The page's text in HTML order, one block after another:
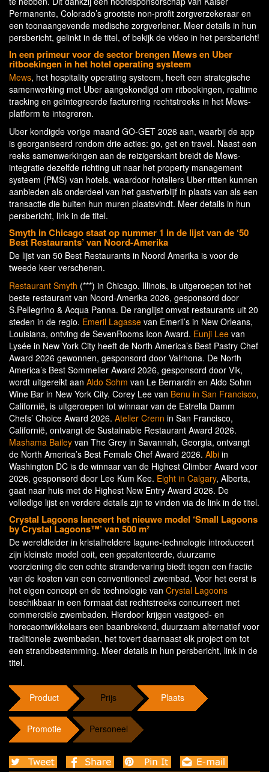
Permanente, Colorado’s grootste non-profit zorgverzekeraar en
een toonaangevende medische zorgverlener. Meer details in hun
persbericht, gelinkt in de titel, of bekijk de video in het persbericht!
In een primeur voor de sector brengen Mews en Uber
ritboekingen in het hotel operating systeem
Mews, het hospitality operating systeem, heeft een strategische
samenwerking met Uber aangekondigd om ritboekingen, realtime
tracking en geïntegreerde facturering rechtstreeks in het Mews-
platform te integreren.
Uber kondigde vorige maand GO-GET 2026 aan, waarbij de app
is georganiseerd rondom drie acties: go, get en travel. Naast een
reeks samenwerkingen aan de reizigerskant breidt de Mews-
integratie dezelfde richting uit naar het property management
systeem (PMS) van hotels, waardoor hoteliers Uber-ritten kunnen
aanbieden als onderdeel van het gastverblijf in plaats van als een
transactie die buiten hun muren plaatsvindt. Meer details in hun
persbericht, link in de titel.
Smyth in Chicago staat op nummer 1 in de lijst van de ‘50
Best Restaurants’ van Noord-Amerika
De lijst van 50 Best Restaurants in Noord Amerika is voor de
tweede keer verschenen.
Restaurant Smyth (***) in Chicago, Illinois, is uitgeroepen tot het
beste restaurant van Noord-Amerika 2026, gesponsord door
S.Pellegrino & Acqua Panna. De ranglijst omvat restaurants uit 20
steden in de regio. Emeril Lagasse van Emeril’s in New Orleans,
Louisiana, ontving de SevenRooms Icon Award. Eunji Lee van
Lysée in New York City heeft de North America’s Best Pastry Chef
Award 2026 gewonnen, gesponsord door Valrhona. De North
America’s Best Sommelier Award 2026, gesponsord door Vik,
wordt uitgereikt aan Aldo Sohm van Le Bernardin en Aldo Sohm
Wine Bar in New York City. Corey Lee van Benu in San Francisco,
Californië, is uitgeroepen tot winnaar van de Estrella Damm
Chefs’ Choice Award 2026. Atelier Crenn in San Francisco,
Californië, ontvangt de Sustainable Restaurant Award 2026.
Mashama Bailey van The Grey in Savannah, Georgia, ontvangt
de North America’s Best Female Chef Award 2026. Albi in
Washington DC is de winnaar van de Highest Climber Award voor
2026, gesponsord door Lee Kum Kee. Eight in Calgary, Alberta,
gaat naar huis met de Highest New Entry Award 2026. De
volledige lijst en verdere details zijn te vinden via de link in de titel.
Crystal Lagoons lanceert het nieuwe model ‘Small Lagoons
by Crystal Lagoons™’ van 500 m²
De wereldleider in kristalheldere lagune-technologie introduceert
zijn kleinste model ooit, een gepatenteerde, duurzame
voorziening die een echte strandervaring biedt tegen een fractie
van de kosten van een conventioneel zwembad. Voor het eerst is
het eigen concept en de technologie van Crystal Lagoons
beschikbaar in een formaat dat rechtstreeks concurreert met
commerciële zwembaden. Hierdoor krijgen vastgoed- en
horecaontwikkelaars een baanbrekend, duurzaam alternatief voor
traditionele zwembaden, het tovert daarnaast elk project om tot
een strandbestemming. Meer details in hun persbericht, link in de
titel.
Product Prijs Plaats
Promotie Personeel